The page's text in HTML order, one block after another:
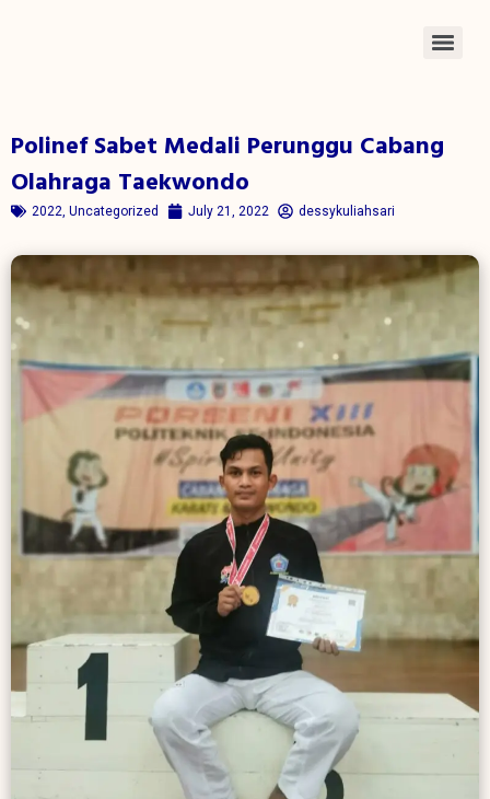
Polinef Sabet Medali Perunggu Cabang
Olahraga Taekwondo
2022, Uncategorized July 21, 2022 dessykuliahsari